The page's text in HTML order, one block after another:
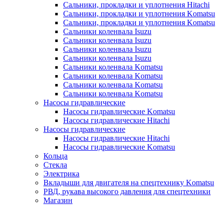
Сальники, прокладки и уплотнения Hitachi
Сальники, прокладки и уплотнения Komatsu
Сальники, прокладки и уплотнения Komatsu
Сальники коленвала Isuzu
Сальники коленвала Isuzu
Сальники коленвала Isuzu
Сальники коленвала Isuzu
Сальники коленвала Komatsu
Сальники коленвала Komatsu
Сальники коленвала Komatsu
Сальники коленвала Komatsu
Насосы гидравлические
Насосы гидравлические Komatsu
Насосы гидравлические Hitachi
Насосы гидравлические
Насосы гидравлические Hitachi
Насосы гидравлические Komatsu
Кольца
Стекла
Электрика
Вкладыши для двигателя на спецтехнику Komatsu
РВД, рукава высокого давления для спецтехники
Магазин